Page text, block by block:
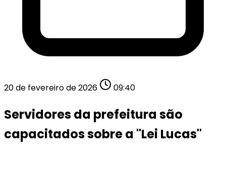
20 de fevereiro de 2026 09:40
Servidores da prefeitura são
capacitados sobre a "Lei Lucas"